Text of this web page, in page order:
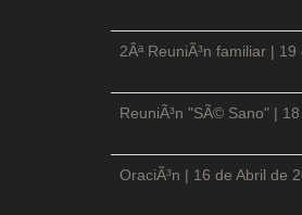
2Âª ReuniÃ³n familiar |
ReuniÃ³n "SÃ© Sano" |
OraciÃ³n | 16 de Abril de